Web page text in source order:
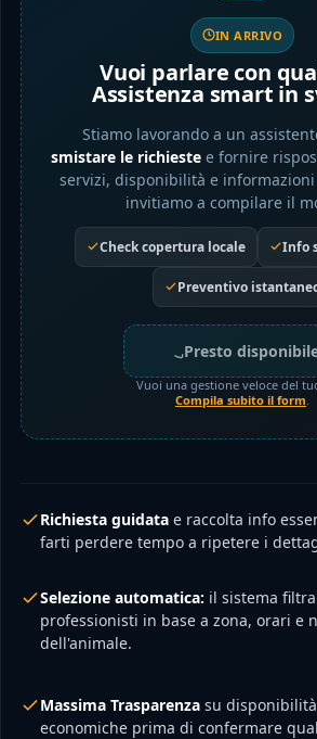
IN ARRIVO
Vuoi parlare con
Assistenza smart in
Stiamo lavorando a un
smistare le richiestee fornire
servizi, disponibilità e
invitiamo a compilare il
Check copertura locale Info
Preventivo
Presto
Vuoi una gestione veloce del
Compila subito il form
Richiesta guidata e raccolta info
farti perdere tempo a ripetere i
Selezione automatica: il sistema
professionisti in base a zona, orari e
dell'animale.
Massima Trasparenza su
economiche prima di confermare